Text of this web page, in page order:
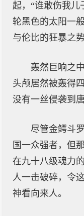
起，“谁敢伤我儿
轮黑色的太阳一
与伦比的狂暴之
轰然巨响之
头颅居然被轰得
没有一丝侵袭到
尽管金鳄斗
国一众强者，但
在九十八级魂力
人一击破碎，令
神看向来人。